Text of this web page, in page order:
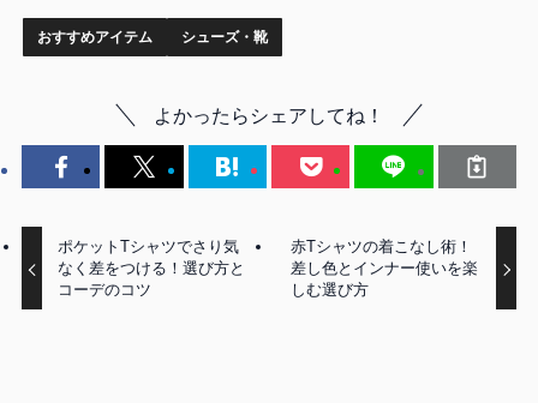
おすすめアイテム シューズ・靴
よかったらシェアしてね！
ポケットTシャツでさり気
なく差をつける！選び方と
コーデのコツ
赤Tシャツの着こなし術！
差し色とインナー使いを楽
しむ選び方